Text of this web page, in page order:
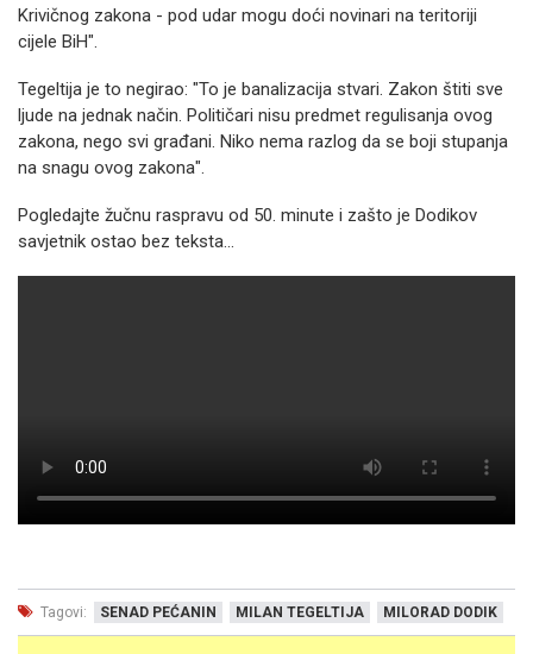
Krivičnog zakona - pod udar mogu doći novinari na teritoriji
cijele BiH".
Tegeltija je to negirao: "To je banalizacija stvari. Zakon štiti sve
ljude na jednak način. Političari nisu predmet regulisanja ovog
zakona, nego svi građani. Niko nema razlog da se boji stupanja
na snagu ovog zakona".
Pogledajte žučnu raspravu od 50. minute i zašto je Dodikov
savjetnik ostao bez teksta...
Tagovi: SENAD PEĆANIN MILAN TEGELTIJA MILORAD DODIK